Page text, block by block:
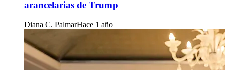
arancelarias de Trump
Diana C. PalmarHace 1 año